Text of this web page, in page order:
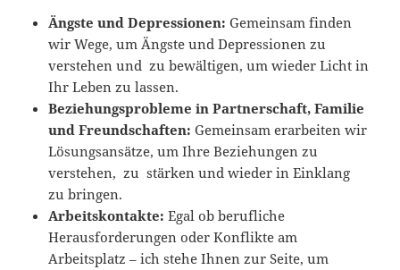
Ängste und Depressionen: Gemeinsam finden
wir Wege, um Ängste und Depressionen zu
verstehen und zu bewältigen, um wieder Licht in
Ihr Leben zu lassen.
Beziehungsprobleme in Partnerschaft, Familie
und Freundschaften: Gemeinsam erarbeiten wir
Lösungsansätze, um Ihre Beziehungen zu
verstehen, zu stärken und wieder in Einklang
zu bringen.
Arbeitskontakte: Egal ob berufliche
Herausforderungen oder Konflikte am
Arbeitsplatz – ich stehe Ihnen zur Seite, um